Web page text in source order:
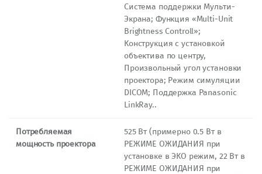
Система поддержки Мульти-
Экрана; Функция «Multi-Unit
Brightness Controll»;
Конструкция с установкой
объектива по центру,
Произвольный угол установки
проектора; Режим симуляции
DICOM; Поддержка Panasonic
LinkRay..
Потребляемая
мощность проектора
525 Вт (примерно 0.5 Вт в
РЕЖИМЕ ОЖИДАНИЯ при
установке в ЭКО режим, 22 Вт в
РЕЖИМЕ ОЖИДАНИЯ при